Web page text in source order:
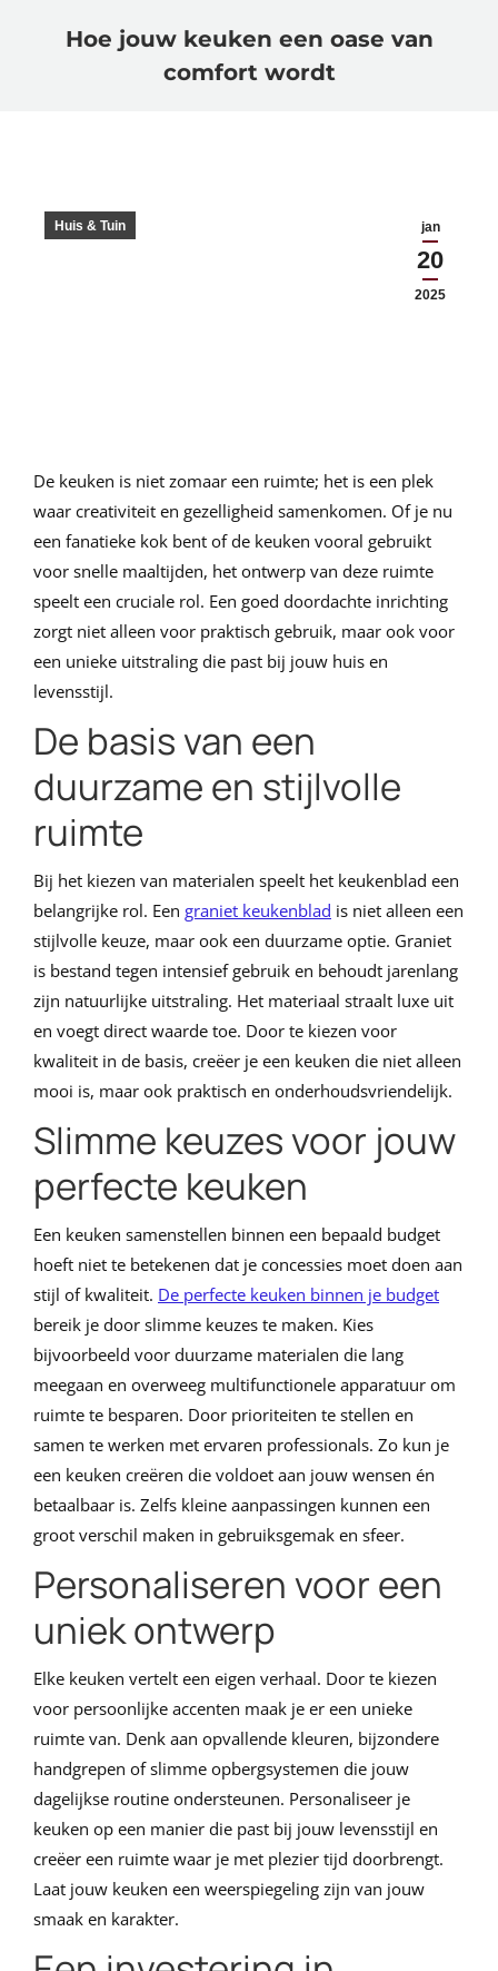
Hoe jouw keuken een oase van
comfort wordt
jan
20
2025
Huis & Tuin
De keuken is niet zomaar een ruimte; het is een plek
waar creativiteit en gezelligheid samenkomen. Of je nu
een fanatieke kok bent of de keuken vooral gebruikt
voor snelle maaltijden, het ontwerp van deze ruimte
speelt een cruciale rol. Een goed doordachte inrichting
zorgt niet alleen voor praktisch gebruik, maar ook voor
een unieke uitstraling die past bij jouw huis en
levensstijl.
De basis van een
duurzame en stijlvolle
ruimte
Bij het kiezen van materialen speelt het keukenblad een
belangrijke rol. Een graniet keukenblad is niet alleen een
stijlvolle keuze, maar ook een duurzame optie. Graniet
is bestand tegen intensief gebruik en behoudt jarenlang
zijn natuurlijke uitstraling. Het materiaal straalt luxe uit
en voegt direct waarde toe. Door te kiezen voor
kwaliteit in de basis, creëer je een keuken die niet alleen
mooi is, maar ook praktisch en onderhoudsvriendelijk.
Slimme keuzes voor jouw
perfecte keuken
Een keuken samenstellen binnen een bepaald budget
hoeft niet te betekenen dat je concessies moet doen aan
stijl of kwaliteit. De perfecte keuken binnen je budget
bereik je door slimme keuzes te maken. Kies
bijvoorbeeld voor duurzame materialen die lang
meegaan en overweeg multifunctionele apparatuur om
ruimte te besparen. Door prioriteiten te stellen en
samen te werken met ervaren professionals. Zo kun je
een keuken creëren die voldoet aan jouw wensen én
betaalbaar is. Zelfs kleine aanpassingen kunnen een
groot verschil maken in gebruiksgemak en sfeer.
Personaliseren voor een
uniek ontwerp
Elke keuken vertelt een eigen verhaal. Door te kiezen
voor persoonlijke accenten maak je er een unieke
ruimte van. Denk aan opvallende kleuren, bijzondere
handgrepen of slimme opbergsystemen die jouw
dagelijkse routine ondersteunen. Personaliseer je
keuken op een manier die past bij jouw levensstijl en
creëer een ruimte waar je met plezier tijd doorbrengt.
Laat jouw keuken een weerspiegeling zijn van jouw
smaak en karakter.